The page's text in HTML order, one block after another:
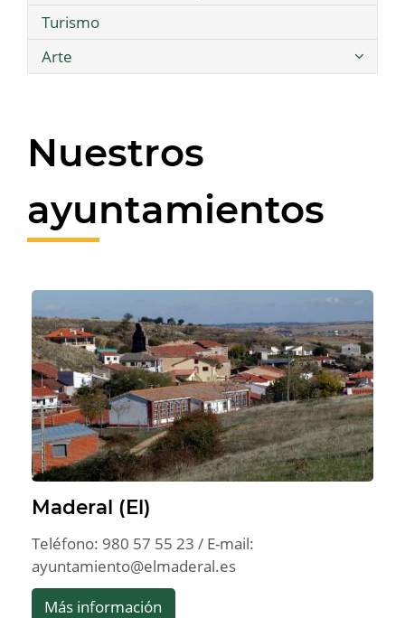
Turismo
Arte
Nuestros
ayuntamientos
Maderal (El)
Teléfono: 980 57 55 23 / E-mail:
ayuntamiento@elmaderal.es
Más información